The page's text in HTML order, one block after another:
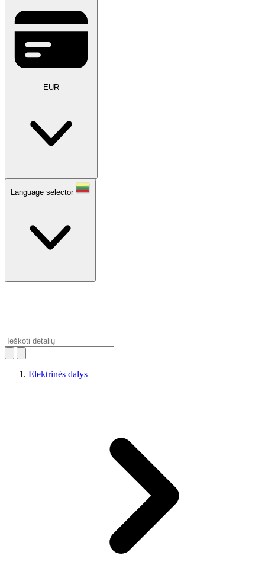
EUR
Language selector
Elektrinės dalys